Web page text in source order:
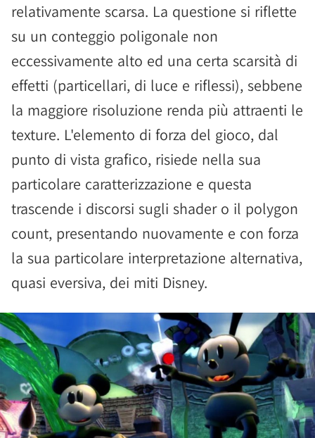
relativamente scarsa. La questione si riflette
su un conteggio poligonale non
eccessivamente alto ed una certa scarsità di
effetti (particellari, di luce e riflessi), sebbene
la maggiore risoluzione renda più attraenti le
texture. L'elemento di forza del gioco, dal
punto di vista grafico, risiede nella sua
particolare caratterizzazione e questa
trascende i discorsi sugli shader o il polygon
count, presentando nuovamente e con forza
la sua particolare interpretazione alternativa,
quasi eversiva, dei miti Disney.